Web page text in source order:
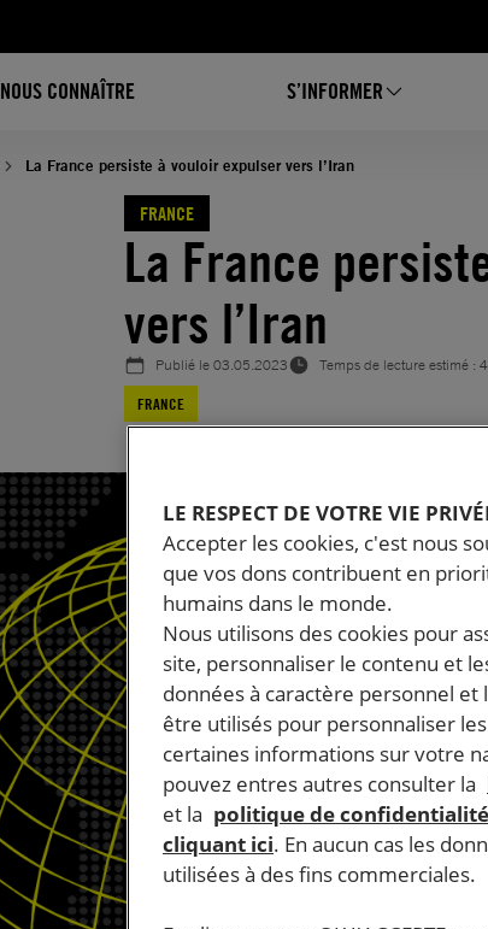
NOUS CONNAÎTRE S’INFORMER
La France persiste à vouloir expulser vers l’Iran
FRANCE
La France
vers l’Iran
Publié le03.05.2023
Temps de lecture estimé :
FRANCE
LE RESPECT DE VOTRE VIE
Accepter les cookies, c'est nous
que vos dons contribuent en
humains dans le monde.
Nous utilisons des cookies pour
site, personnaliser le contenu et
données à caractère personnel
être utilisés pour personnaliser
certaines informations sur votre
pouvez entres autres consulter la
et la politique de
cliquant ici. En aucun cas les
utilisées à des fins commerciales.